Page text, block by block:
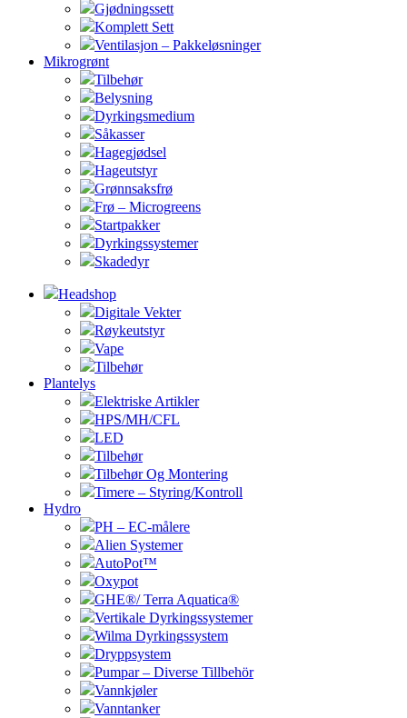
Gjødningssett
Komplett Sett
Ventilasjon – Pakkeløsninger
Mikrogrønt
Tilbehør
Belysning
Dyrkingsmedium
Såkasser
Hagegjødsel
Hageutstyr
Grønnsaksfrø
Frø – Microgreens
Startpakker
Dyrkingssystemer
Skadedyr
Headshop
Digitale Vekter
Røykeutstyr
Vape
Tilbehør
Plantelys
Elektriske Artikler
HPS/MH/CFL
LED
Tilbehør
Tilbehør Og Montering
Timere – Styring/Kontroll
Hydro
PH – EC-målere
Alien Systemer
AutoPot™
Oxypot
GHE®/ Terra Aquatica®
Vertikale Dyrkingssystemer
Wilma Dyrkingssystem
Dryppsystem
Pumpar – Diverse Tillbehör
Vannkjøler
Vanntanker